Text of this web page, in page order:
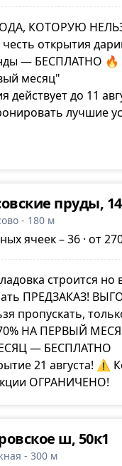
КОТОРУЮ
открытия
— БЕСПЛАТНО 🔥
месяц"
действует до 11
лучшие
пруды,
- 180 м
ячеек – 36 · от
строится но
ПРЕДЗАКАЗ!
пропускать,
НА ПЕРВЫЙ
— БЕСПЛАТНО
21 августа! ⚠️
ОГРАНИЧЕНО!
ш, 50к1
- 300 м